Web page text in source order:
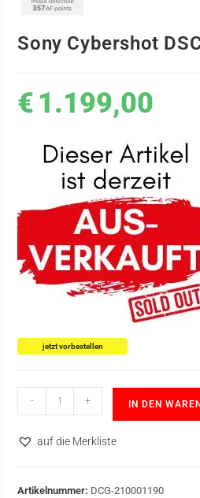
Sony Cybershot
€ 1.199,00
jetzt vorbestellen
- + IN DEN
auf die Merkliste
Artikelnummer: DCG-210001190